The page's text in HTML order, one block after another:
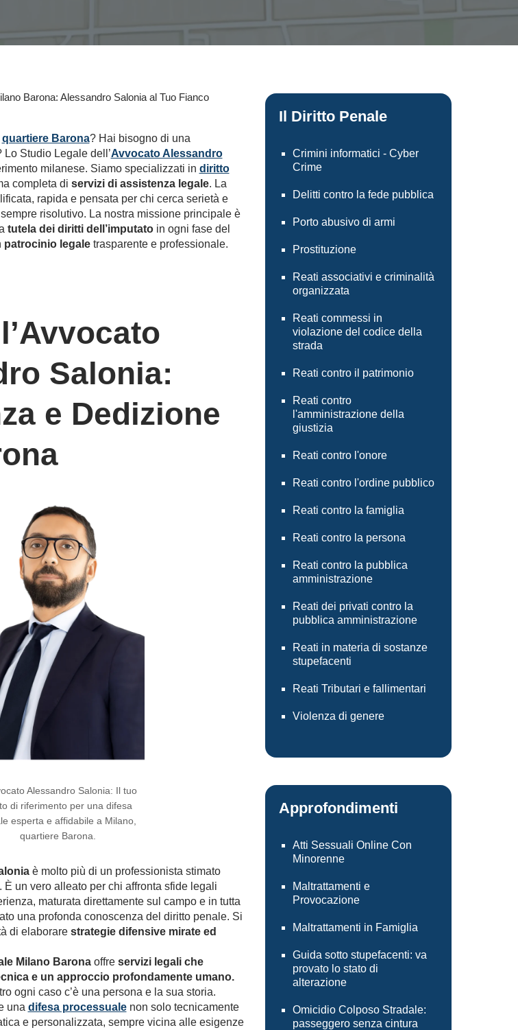
Barona: Alessandro Salonia al Tuo Fianco
quartiere Barona? Hai bisogno di una
Studio Legale dell’Avvocato Alessandro
milanese. Siamo specializzati in diritto
completa di servizi di assistenza legale. La
rapida e pensata per chi cerca serietà e
risolutivo. La nostra missione principale è
tutela dei diritti dell’imputatoin ogni fase del
patrocinio legaletrasparente e professionale.
Salonia:
e Dedizione
Alessandro Salonia: Il tuo
di riferimento per una difesa
esperta e affidabile a Milano,
quartiere Barona.
è molto più di un professionista stimato
È un vero alleato per chi affronta sfide legali
maturata direttamente sul campo e in tutta
una profonda conoscenza del diritto penale. Si
di elaborare strategie difensive mirate ed
Milano Baronaoffre servizi legali che
e un approccio profondamente umano.
ogni caso c’è una persona e la sua storia.
una difesa processualenon solo tecnicamente
e personalizzata, sempre vicina alle esigenze
Il Diritto Penale
Crimini informatici - Cyber
Crime
Delitti contro la fede pubblica
Porto abusivo di armi
Prostituzione
Reati associativi e criminalità
organizzata
Reati commessi in
violazione del codice della
strada
Reati contro il patrimonio
Reati contro
l'amministrazione della
giustizia
Reati contro l'onore
Reati contro l'ordine pubblico
Reati contro la famiglia
Reati contro la persona
Reati contro la pubblica
amministrazione
Reati dei privati contro la
pubblica amministrazione
Reati in materia di sostanze
stupefacenti
Reati Tributari e fallimentari
Violenza di genere
Approfondimenti
Atti Sessuali Online Con
Minorenne
Maltrattamenti e
Provocazione
Maltrattamenti in Famiglia
Guida sotto stupefacenti: va
provato lo stato di
alterazione
Omicidio Colposo Stradale:
passeggero senza cintura